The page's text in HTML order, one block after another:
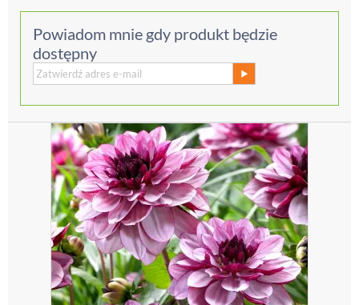
Powiadom mnie gdy produkt będzie
dostępny